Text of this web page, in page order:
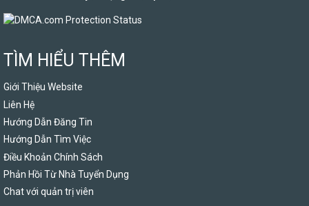
TÌM HIỂU THÊM
Giới Thiệu Website
Liên Hệ
Hướng Dẫn Đăng Tin
Hướng Dẫn Tìm Việc
Điều Khoản Chính Sách
Phản Hồi Từ Nhà Tuyển Dụng
Chat với quản trị viên